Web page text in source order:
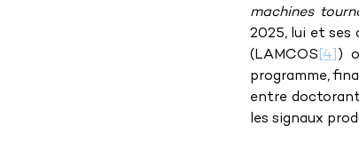
machines
2025, lui et ses
(LAMCOS [4] )
programme,
entre
les signaux